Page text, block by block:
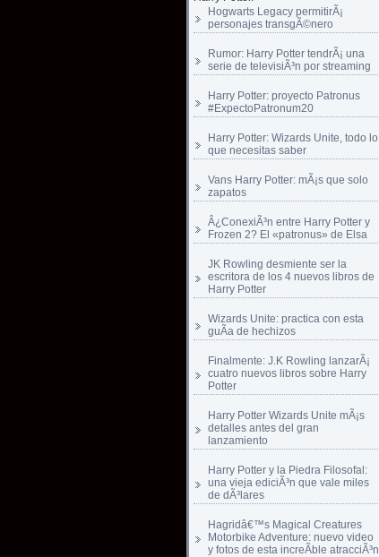
Hogwarts Legacy permitirÃ¡
personajes transgÃ©nero
Rumor: Harry Potter tendrÃ¡ una
serie de televisiÃ³n por streaming
Harry Potter: proyecto Patronus
#ExpectoPatronum20
Harry Potter: Wizards Unite, todo lo
que necesitas saber
Vans Harry Potter: mÃ¡s que solo
zapatos
Â¿ConexiÃ³n entre Harry Potter y
Frozen 2? El «patronus» de Elsa
JK Rowling desmiente ser la
escritora de los 4 nuevos libros de
Harry Potter
Wizards Unite: practica con esta
guÃ­a de hechizos
Finalmente: J.K Rowling lanzarÃ¡
cuatro nuevos libros sobre Harry
Potter
Harry Potter Wizards Unite mÃ¡s
detalles antes del gran
lanzamiento
Harry Potter y la Piedra Filosofal:
una vieja ediciÃ³n que vale miles
de dÃ³lares
Hagridâ€™s Magical Creatures
Motorbike Adventure: nuevo video
y fotos de esta increÃ­ble atracciÃ³n